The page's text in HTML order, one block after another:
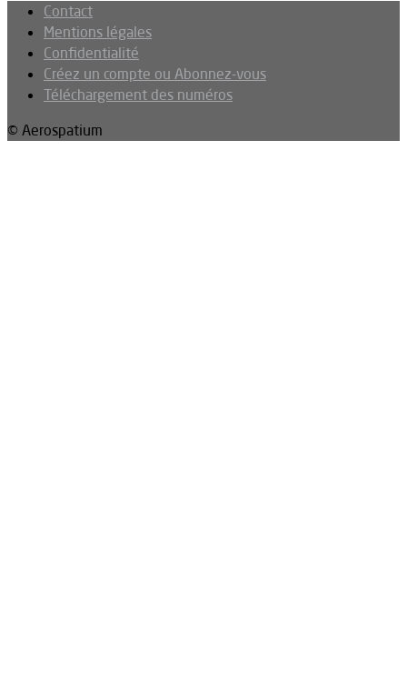
Contact
Mentions légales
Confidentialité
Créez un compte ou Abonnez-vous
Téléchargement des numéros
© Aerospatium